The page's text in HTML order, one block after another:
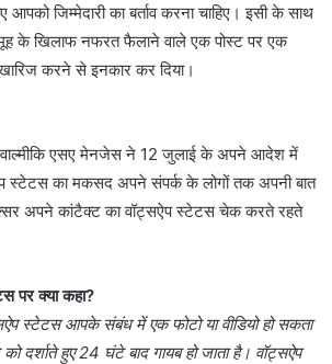
जिम्मेदारी का बर्ताव करना चाहिए। इसी के साथ
के खिलाफ नफरत फैलाने वाले एक पोस्ट पर एक
करने से इनकार कर दिया।
एसए मेनजेस ने 12 जुलाई के अपने आदेश में
का मकसद अपने संपर्क के लोगों तक अपनी बात
अपने कांटैक्ट का वॉट्सऐप स्टेटस चेक करते रहते
पर क्या कहा?
स्टेटस आपके संबंध में एक फोटो या वीडियो हो सकता
को दर्शाते हुए 24 घंटे बाद गायब हो जाता है। वॉट्सऐप